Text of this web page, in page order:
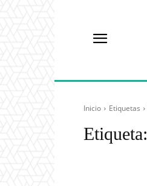
Inicio Etiquetas
Etiqueta: